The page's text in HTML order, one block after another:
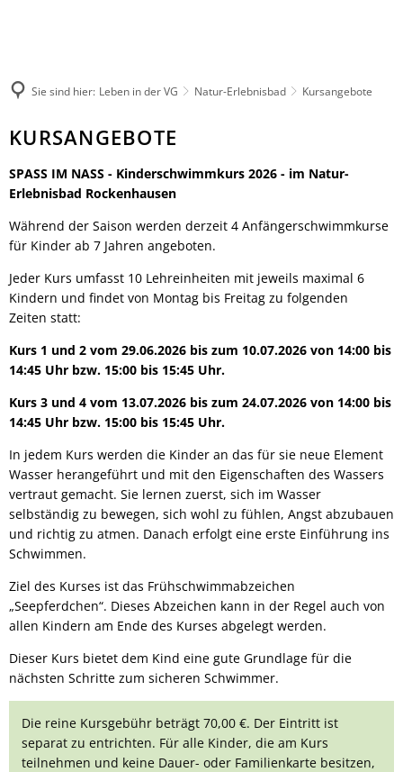
Unsere Verbandsgemeinde
Märkte
Natur-Erlebnisbad
Verbandsgemeindewerke
Heiraten
Bildung
Sprechtage der Deutschen
Umwelt, Planen, Bauen
Mobilität (ÖPNV)
Links mit Bezug zur jüdischen
Bürgerbus
Aktuelles
Mitarbeitende der Verwaltung
Öffentliche Bekanntmachungen
Termine für das Bürgerbüro
Aktiv & Unterwegs
Gästeführungen
Übernachten
Gastronomie
Regionale Produkte
Sie sind hier: Leben in der VG Natur-Erlebnisbad Kursangebote
Kursangebote
Swimmbad
Rockenhaussen
KURSANGEBOTE
SPASS IM NASS - Kinderschwimmkurs 2026 - im Natur-
Erlebnisbad Rockenhausen
Während der Saison werden derzeit 4 Anfängerschwimmkurse
für Kinder ab 7 Jahren angeboten.
Jeder Kurs umfasst 10 Lehreinheiten mit jeweils maximal 6
Kindern und findet von Montag bis Freitag zu folgenden
Zeiten statt:
Kurs 1 und 2 vom 29.06.2026 bis zum 10.07.2026 von 14:00 bis
14:45 Uhr bzw. 15:00 bis 15:45 Uhr.
Kurs 3 und 4 vom 13.07.2026 bis zum 24.07.2026 von 14:00 bis
14:45 Uhr bzw. 15:00 bis 15:45 Uhr.
In jedem Kurs werden die Kinder an das für sie neue Element
Wasser herangeführt und mit den Eigenschaften des Wassers
vertraut gemacht. Sie lernen zuerst, sich im Wasser
selbständig zu bewegen, sich wohl zu fühlen, Angst abzubauen
und richtig zu atmen. Danach erfolgt eine erste Einführung ins
Schwimmen.
Ziel des Kurses ist das Frühschwimmabzeichen
„Seepferdchen“. Dieses Abzeichen kann in der Regel auch von
allen Kindern am Ende des Kurses abgelegt werden.
Dieser Kurs bietet dem Kind eine gute Grundlage für die
nächsten Schritte zum sicheren Schwimmer.
Die reine Kursgebühr beträgt 70,00 €. Der Eintritt ist
separat zu entrichten. Für alle Kinder, die am Kurs
teilnehmen und keine Dauer- oder Familienkarte besitzen,